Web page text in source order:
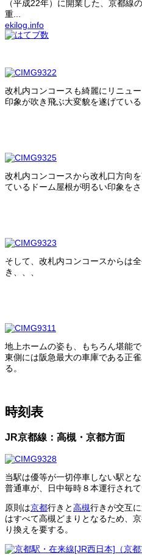
（平成22年）に開業した、京都線
重...
ekilog.info
改札内コンコースも綺麗にリニュ
印象が吹き飛ぶ大変貌を遂げている
改札内コンコースから改札口方向
ているドーム屋根が明るい印象をさ
そして、改札内コンコースからは
き、、、
地上ホームの姿も、もちろん堪能
東側には阪急最大の車庫である正
る。
時刻表
JR京都線：高槻・京都方面
当駅は優等が一切停車しない駅と
普通車が、日中毎時８本運行されて
原則は京都行きと高槻行きが交互
はすべて高槻どまりとなるため、
り換えを要する。